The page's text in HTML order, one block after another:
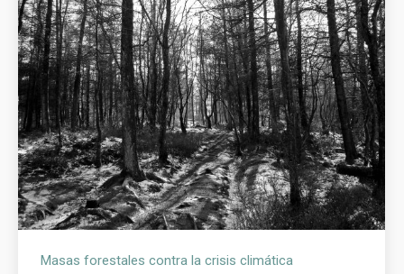
Masas forestales contra la crisis climática